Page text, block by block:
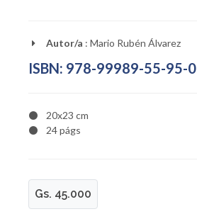
Autor/a : Mario Rubén Álvarez
ISBN: 978-99989-55-95-0
20x23 cm
24 págs
Gs. 45.000